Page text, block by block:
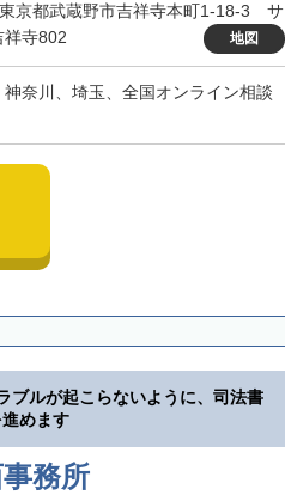
京都武蔵野市吉祥寺本町1-18-3 サ
祥寺802
地図
奈川、埼玉、全国オンライン相談
ブルが起こらないように、司法書
めます
務所